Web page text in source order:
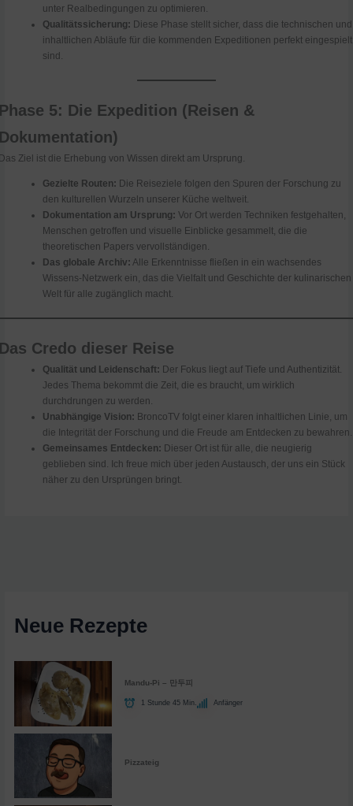
unter Realbedingungen zu optimieren.
Qualitätssicherung: Diese Phase stellt sicher, dass die technischen und
inhaltlichen Abläufe für die kommenden Expeditionen perfekt eingespielt
sind.
5: Die Expedition (Reisen &
Ziel ist die Erhebung von Wissen direkt am Ursprung.
Gezielte Routen: Die Reiseziele folgen den Spuren der Forschung zu
den kulturellen Wurzeln unserer Küche weltweit.
Dokumentation am Ursprung: Vor Ort werden Techniken festgehalten,
Menschen getroffen und visuelle Einblicke gesammelt, die die
theoretischen Papers vervollständigen.
Das globale Archiv: Alle Erkenntnisse fließen in ein wachsendes
Wissens-Netzwerk ein, das die Vielfalt und Geschichte der kulinarischen
Welt für alle zugänglich macht.
Credo dieser Reise
Qualität und Leidenschaft: Der Fokus liegt auf Tiefe und Authentizität.
Jedes Thema bekommt die Zeit, die es braucht, um wirklich
durchdrungen zu werden.
Unabhängige Vision: BroncoTV folgt einer klaren inhaltlichen Linie, um
die Integrität der Forschung und die Freude am Entdecken zu bewahren.
Gemeinsames Entdecken: Dieser Ort ist für alle, die neugierig
geblieben sind. Ich freue mich über jeden Austausch, der uns ein Stück
näher zu den Ursprüngen bringt.
Neue Rezepte
Mandu-Pi – 만두피
1 Stunde 45 Min. Anfänger
Pizzateig